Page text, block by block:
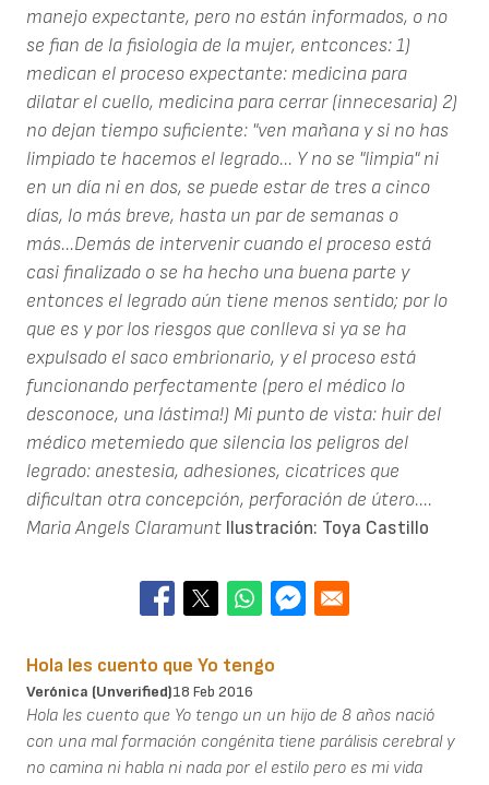
manejo expectante, pero no están informados, o no
se fian de la fisiologia de la mujer, entconces: 1)
medican el proceso expectante: medicina para
dilatar el cuello, medicina para cerrar (innecesaria) 2)
no dejan tiempo suficiente: "ven mañana y si no has
limpiado te hacemos el legrado... Y no se "limpia" ni
en un día ni en dos, se puede estar de tres a cinco
días, lo más breve, hasta un par de semanas o
más...Demás de intervenir cuando el proceso está
casi finalizado o se ha hecho una buena parte y
entonces el legrado aún tiene menos sentido; por lo
que es y por los riesgos que conlleva si ya se ha
expulsado el saco embrionario, y el proceso está
funcionando perfectamente (pero el médico lo
desconoce, una lástima!) Mi punto de vista: huir del
médico metemiedo que silencia los peligros del
legrado: anestesia, adhesiones, cicatrices que
dificultan otra concepción, perforación de útero....
Maria Angels Claramunt Ilustración: Toya Castillo
Hola les cuento que Yo tengo
Verónica (unverified)18 Feb 2016
Hola les cuento que Yo tengo un un hijo de 8 años nació
con una mal formación congénita tiene parálisis cerebral y
no camina ni habla ni nada por el estilo pero es mi vida